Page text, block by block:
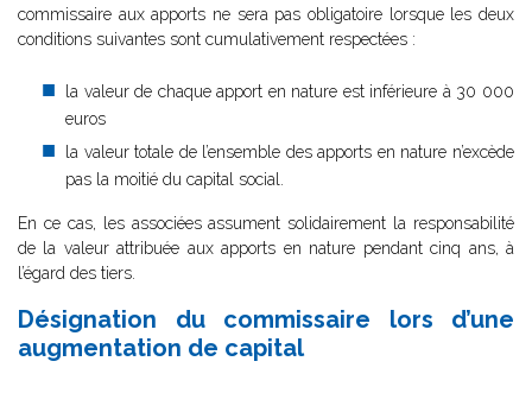
commissaire aux apports ne sera pas obligatoire lorsque les deux
conditions suivantes sont cumulativement respectées :
la valeur de chaque apport en nature est inférieure à 30 000
euros
la valeur totale de l’ensemble des apports en nature n’excède
pas la moitié du capital social.
En ce cas, les associées assument solidairement la responsabilité
de la valeur attribuée aux apports en nature pendant cinq ans, à
l’égard des tiers.
Désignation du commissaire lors d’une
augmentation de capital